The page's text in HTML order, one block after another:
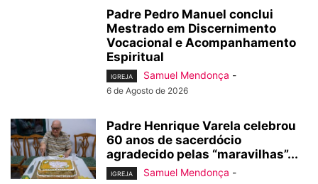
Padre Pedro Manuel conclui
Mestrado em Discernimento
Vocacional e Acompanhamento
Espiritual
IGREJA Samuel Mendonça -
6 de Agosto de 2026
Padre Henrique Varela celebrou
60 anos de sacerdócio
agradecido pelas “maravilhas”...
IGREJA Samuel Mendonça -